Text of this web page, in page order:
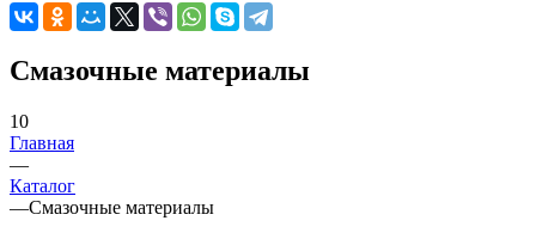
Смазочные материалы
10
Главная
—
Каталог
—Смазочные материалы